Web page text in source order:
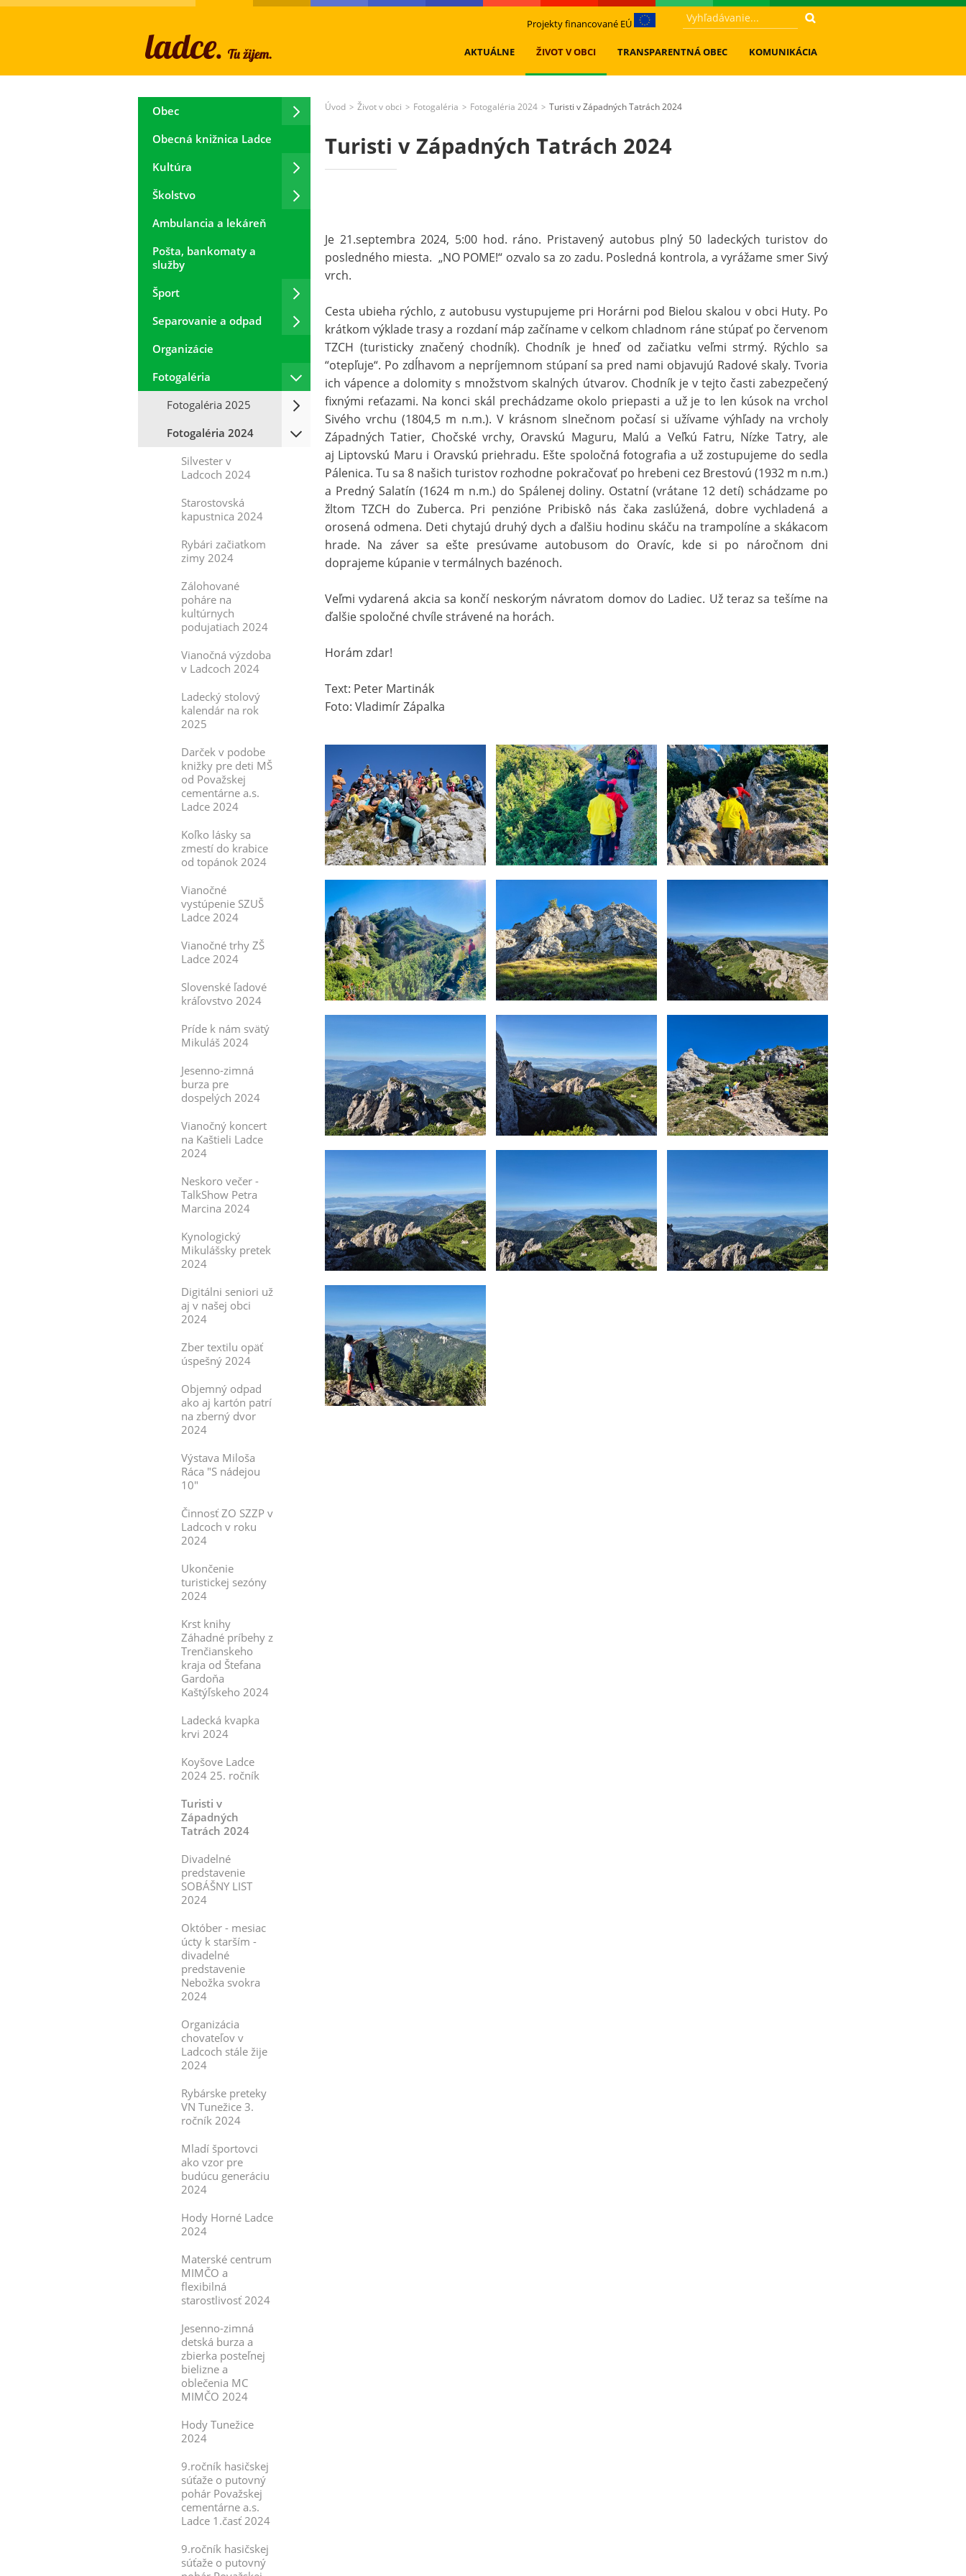
Projekty financované EÚ
AKTUÁLNE ŽIVOT V OBCI TRANSPARENTNÁ OBEC KOMUNIKÁCIA
Obec
Obecná knižnica Ladce
Kultúra
Školstvo
Ambulancia a lekáreň
Pošta, bankomaty a
služby
Šport
Separovanie a odpad
Organizácie
Fotogaléria
Fotogaléria 2025
Fotogaléria 2024
Silvester v
Ladcoch 2024
Starostovská
kapustnica 2024
Rybári začiatkom
zimy 2024
Zálohované
poháre na
kultúrnych
podujatiach 2024
Vianočná výzdoba
v Ladcoch 2024
Ladecký stolový
kalendár na rok
2025
Darček v podobe
knižky pre deti MŠ
od Považskej
cementárne a.s.
Ladce 2024
Koľko lásky sa
zmestí do krabice
od topánok 2024
Vianočné
vystúpenie SZUŠ
Ladce 2024
Vianočné trhy ZŠ
Ladce 2024
Slovenské ľadové
kráľovstvo 2024
Príde k nám svätý
Mikuláš 2024
Jesenno-zimná
burza pre
dospelých 2024
Vianočný koncert
na Kaštieli Ladce
2024
Neskoro večer -
TalkShow Petra
Marcina 2024
Kynologický
Mikulášsky pretek
2024
Digitálni seniori už
aj v našej obci
2024
Zber textilu opäť
úspešný 2024
Objemný odpad
ako aj kartón patrí
na zberný dvor
2024
Výstava Miloša
Ráca "S nádejou
10"
Činnosť ZO SZZP v
Ladcoch v roku
2024
Ukončenie
turistickej sezóny
2024
Krst knihy
Záhadné príbehy z
Trenčianskeho
kraja od Štefana
Gardoňa
Kaštýľskeho 2024
Ladecká kvapka
krvi 2024
Koyšove Ladce
2024 25. ročník
Turisti v
Západných
Tatrách 2024
Divadelné
predstavenie
SOBÁŠNY LIST
2024
Október - mesiac
úcty k starším -
divadelné
predstavenie
Nebožka svokra
2024
Organizácia
chovateľov v
Ladcoch stále žije
2024
Rybárske preteky
VN Tunežice 3.
ročník 2024
Mladí športovci
ako vzor pre
budúcu generáciu
2024
Hody Horné Ladce
2024
Materské centrum
MIMČO a
flexibilná
starostlivosť 2024
Jesenno-zimná
detská burza a
zbierka posteľnej
bielizne a
oblečenia MC
MIMČO 2024
Hody Tunežice
2024
9.ročník hasičskej
súťaže o putovný
pohár Považskej
cementárne a.s.
Ladce 1.časť 2024
9.ročník hasičskej
súťaže o putovný
Úvod > Život v obci > Fotogaléria > Fotogaléria 2024 > Turisti v Západných Tatrách 2024
Turisti v Západných Tatrách 2024
Je 21.septembra 2024, 5:00 hod. ráno. Pristavený autobus plný 50 ladeckých turistov do
posledného miesta. „NO POME!“ ozvalo sa zo zadu. Posledná kontrola, a vyrážame smer Sivý
vrch.
Cesta ubieha rýchlo, z autobusu vystupujeme pri Horárni pod Bielou skalou v obci Huty. Po
krátkom výklade trasy a rozdaní máp začíname v celkom chladnom ráne stúpať po červenom
TZCH (turisticky značený chodník). Chodník je hneď od začiatku veľmi strmý. Rýchlo sa
“otepľuje“. Po zdĺhavom a nepríjemnom stúpaní sa pred nami objavujú Radové skaly. Tvoria
ich vápence a dolomity s množstvom skalných útvarov. Chodník je v tejto časti zabezpečený
fixnými reťazami. Na konci skál prechádzame okolo priepasti a už je to len kúsok na vrchol
Sivého vrchu (1804,5 m n.m.). V krásnom slnečnom počasí si užívame výhľady na vrcholy
Západných Tatier, Chočské vrchy, Oravskú Maguru, Malú a Veľkú Fatru, Nízke Tatry, ale
aj Liptovskú Maru i Oravskú priehradu. Ešte spoločná fotografia a už zostupujeme do sedla
Pálenica. Tu sa 8 našich turistov rozhodne pokračovať po hrebeni cez Brestovú (1932 m n.m.)
a Predný Salatín (1624 m n.m.) do Spálenej doliny. Ostatní (vrátane 12 detí) schádzame po
žltom TZCH do Zuberca. Pri penzióne Pribiskô nás čaka zaslúžená, dobre vychladená a
orosená odmena. Deti chytajú druhý dych a ďalšiu hodinu skáču na trampolíne a skákacom
hrade. Na záver sa ešte presúvame autobusom do Oravíc, kde si po náročnom dni
doprajeme kúpanie v termálnych bazénoch.
Veľmi vydarená akcia sa končí neskorým návratom domov do Ladiec. Už teraz sa tešíme na
ďalšie spoločné chvíle strávené na horách.
Horám zdar!
Text: Peter Martinák
Foto: Vladimír Zápalka